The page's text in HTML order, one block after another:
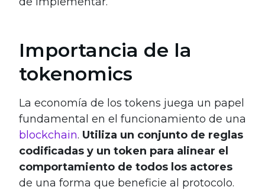
Importancia de la
tokenomics
La economía de los tokens juega un papel
fundamental en el funcionamiento de una
blockchain. Utiliza un conjunto de reglas
codificadas y un token para alinear el
comportamiento de todos los actores
de una forma que beneficie al protocolo.